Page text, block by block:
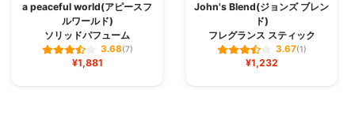
a peaceful world(アピースフ
ルワールド)
ソリッドパフューム
3.68(7)
¥1,881
John's Blend(ジョンズ ブレン
ド)
フレグランス スティック
3.67(1)
¥1,232